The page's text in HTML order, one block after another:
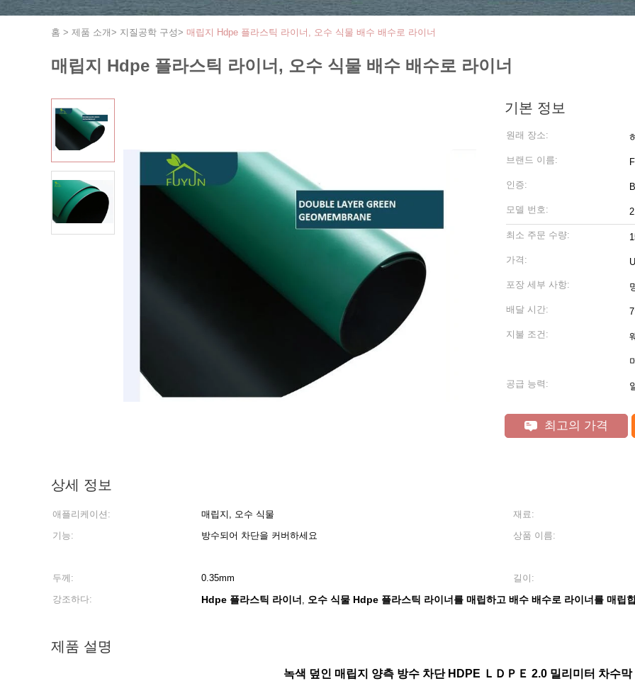
홈 > 제품 소개> 지질공학 구성> 매립지 Hdpe 플라스틱 라이너, 오수 식물 배수 배수로 라이너
매립지 Hdpe 플라스틱 라이너, 오수 식물 배수 배수로 라이너
기본 정보
원래 장소:
브랜드 이름:
인증:
모델 번호:
최소 주문 수량:
가격:
포장 세부 사항:
배달 시간:
지불 조건:
공급 능력:
최고의 가격
상세 정보
애플리케이션: 매립지, 오수 식물 재료:
기능:
방수되어 차단을 커버하세요 상품 이름:
두께:
0.35mm 길이:
강조하다:
Hdpe 플라스틱 라이너 , 오수 식물 Hdpe 플라스틱 라이너를 매립하고 배수 배수로 라이너를 매립
제품 설명
녹색 덮인 매립지 양측 방수 차단 HDPE ＬＤＰＥ 2.0 밀리미터 차수막